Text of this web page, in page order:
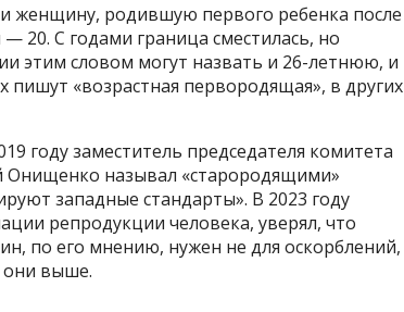
женщину, родившую первого ребенка после
20. С годами граница сместилась, но
этим словом могут назвать и 26-летнюю, и
«возрастная первородящая», в других
году заместитель председателя комитета
Онищенко называл «старородящими»
западные стандарты». В 2023 году
репродукции человека, уверял, что
по его мнению, нужен не для оскорблений,
они выше.